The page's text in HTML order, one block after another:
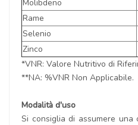
Molibdeno
Rame
Selenio
Zinco
*VNR: Valore Nutritivo di
**NA: %VNR Non Applicabile.
Modalità d'uso
Si consiglia di assumere